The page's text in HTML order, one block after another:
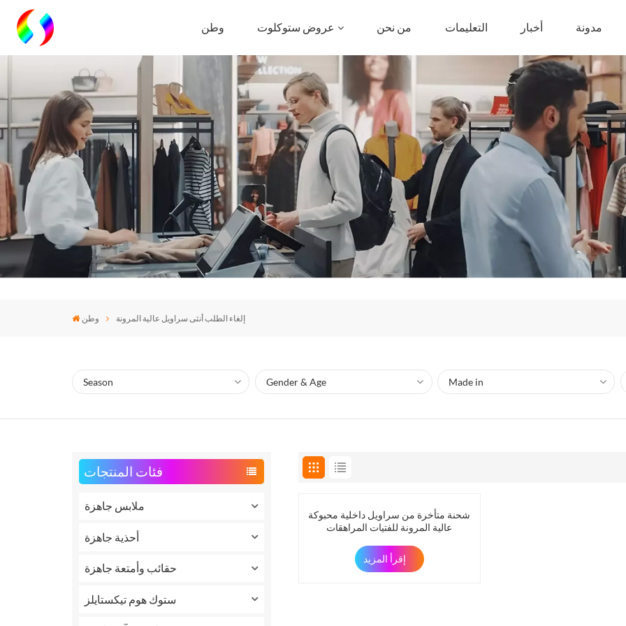
وطن عروض ستوكلوت من نحن التعليمات أخبار مدونة
وطن إلغاء الطلب أنثى سراويل عالية المرونة
فئات المنتجات
ملابس جاهزة
أحذية جاهزة
حقائب وأمتعة جاهزة
ستوك هوم تيكستايلز
شحنة متأخرة من سراويل داخلية محبوكة
عالية المرونة للفتيات المراهقات
إقرأ المزيد